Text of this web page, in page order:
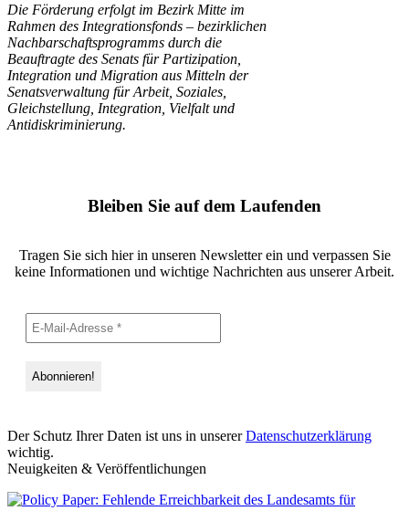
Die Förderung erfolgt im Bezirk Mitte im
Rahmen des Integrationsfonds – bezirklichen
Nachbarschaftsprogramms durch die
Beauftragte des Senats für Partizipation,
Integration und Migration aus Mitteln der
Senatsverwaltung für Arbeit, Soziales,
Gleichstellung, Integration, Vielfalt und
Antidiskriminierung.
Bleiben Sie auf dem Laufenden
Tragen Sie sich hier in unseren Newsletter ein und verpassen Sie
keine Informationen und wichtige Nachrichten aus unserer Arbeit.
Der Schutz Ihrer Daten ist uns in unsererDatenschutzerklärung
wichtig.
Neuigkeiten & Veröffentlichungen